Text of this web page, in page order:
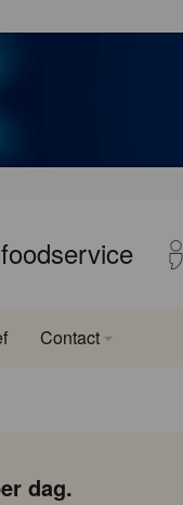
foodservice
Contact
dag.